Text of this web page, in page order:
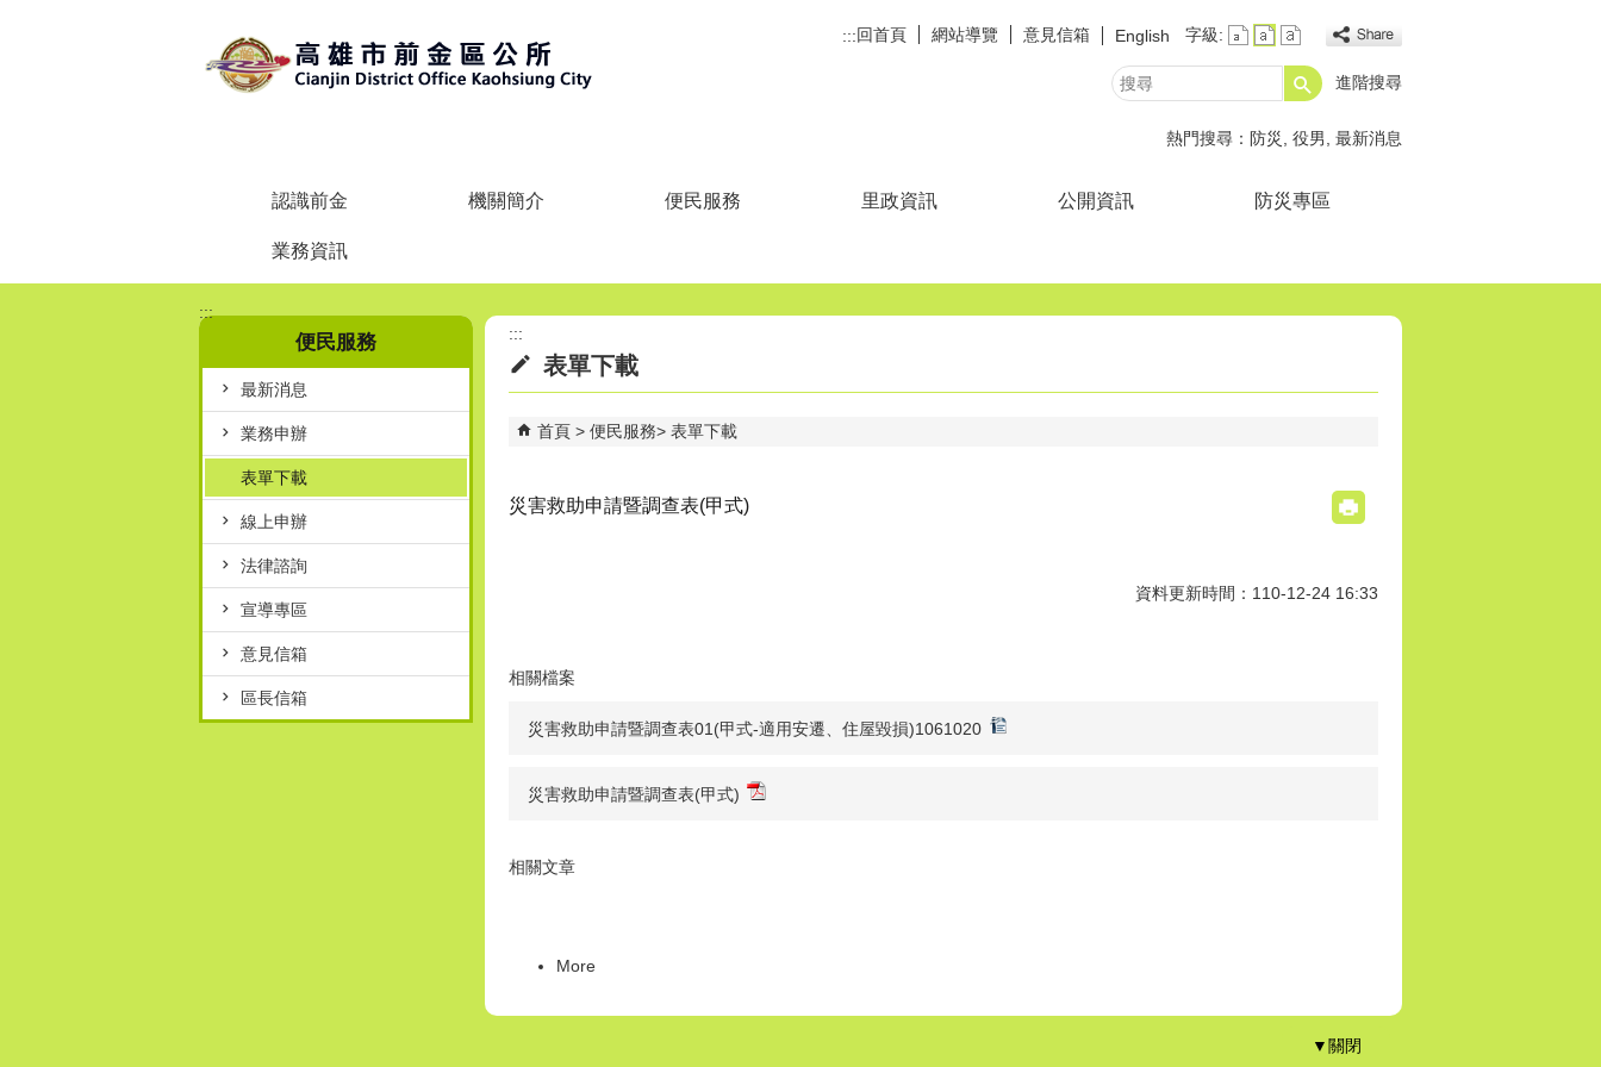
:::回首頁 網站導覽 意見信箱 English 字級:
搜
進階搜尋
熱門搜尋： 防災 役男 最新消息
認識前金 機關簡介 便民服務 里政資訊 公開資訊 防災專區
業務資訊
:::
便民服務
最新消息
業務申辦
表單下載
線上申辦
法律諮詢
宣導專區
意見信箱
區長信箱
:::
表單下載
首頁 便民服務 表單下載
災害救助申請暨調查表(甲式)
資料更新時間：110-12-24 16:33
相關檔案
災害救助申請暨調查表01(甲式-適用安遷、住屋毀損)1061020
災害救助申請暨調查表(甲式)
相關文章
More
▼關閉